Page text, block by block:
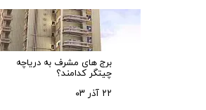
برج های مشرف به دریاچه
چیتگر کدامند؟
۲۲ آذر ۰۳